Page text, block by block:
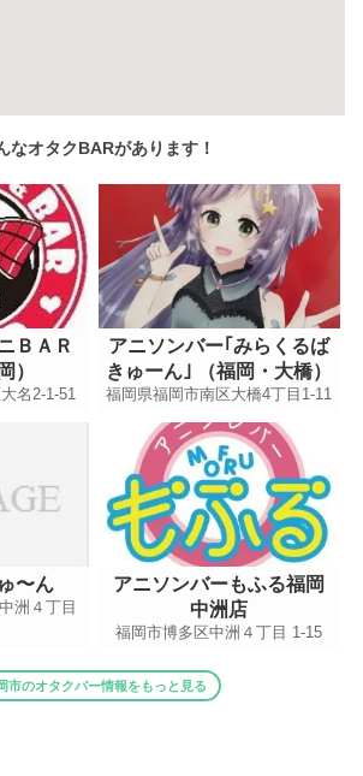
なオタクBARがあります！
ＢＡＲ
）
名2-1-51
アニソンバー｢みらくるば
きゅーん｣ （福岡・大橋）
福岡県福岡市南区大橋4丁目1-11
〜ん
洲４丁目
アニソンバーもふる福岡
中洲店
福岡市博多区中洲４丁目 1-15
市のオタクバー情報をもっと見る